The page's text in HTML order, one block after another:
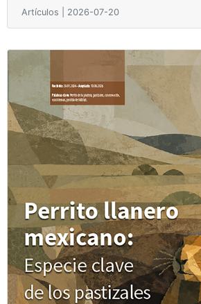
Artículos | 2026-07-20